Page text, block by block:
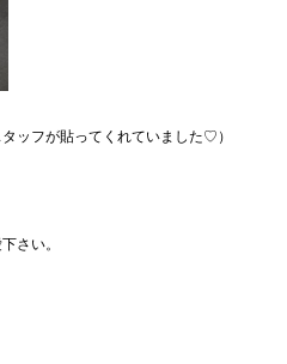
ッフが貼ってくれていました♡）
さい。